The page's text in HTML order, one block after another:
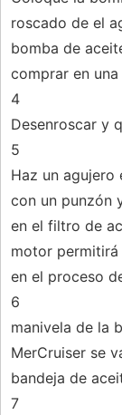
roscado de el
bomba de
comprar en
4
Desenroscar y
5
Haz un
con un punzón
en el filtro de
motor permitirá
en el proceso
6
manivela de la
MerCruiser se
bandeja de
7